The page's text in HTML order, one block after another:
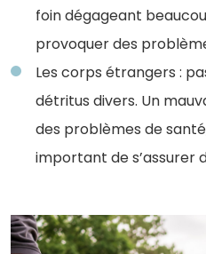
foin dégageant
provoquer des
Les corps étrangers :
détritus divers. Un
des problèmes de
important de s’assurer